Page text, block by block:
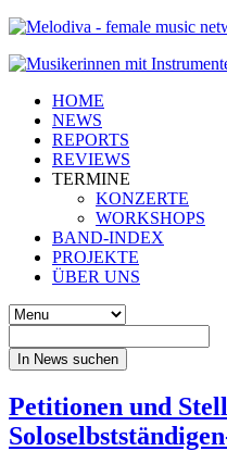
HOME
NEWS
REPORTS
REVIEWS
TERMINE
KONZERTE
WORKSHOPS
BAND-INDEX
PROJEKTE
ÜBER UNS
In News suchen
Petitionen und